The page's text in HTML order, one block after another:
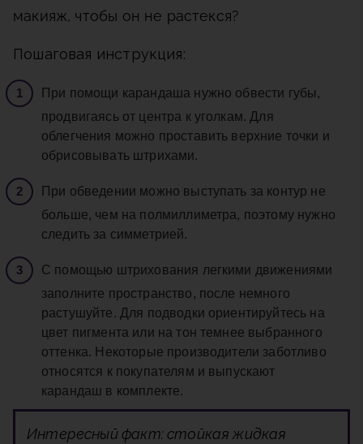
макияж, чтобы он не растекся?
Пошаговая инструкция:
При помощи карандаша нужно обвести губы,
продвигаясь от центра к уголкам. Для
облегчения можно проставить верхние точки и
обрисовывать штрихами.
При обведении можно выступать за контур не
больше, чем на полмиллиметра, поэтому нужно
следить за симметрией.
С помощью штрихования легкими движениями
заполните пространство, после немного
растушуйте. Для подводки ориентируйтесь на
цвет пигмента или на тон темнее выбранного
оттенка. Некоторые производители заботливо
относятся к покупателям и выпускают
карандаш в комплекте.
Интересный факт: стойкая жидкая